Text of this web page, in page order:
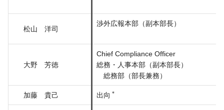
松山 洋司
渉外広報本部（副本部長）
大野 芳徳
Chief Compliance Officer
総務・人事本部（副本部長）
総務部（部長兼務）
加藤 貴己 出向 ＊